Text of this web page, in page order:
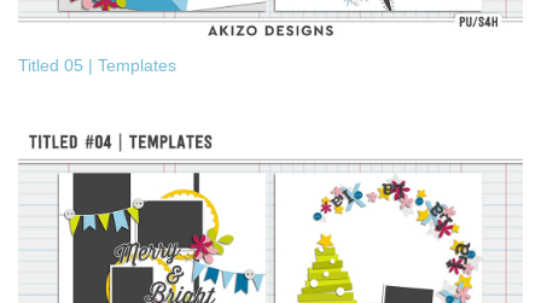
Titled 05 | Templates